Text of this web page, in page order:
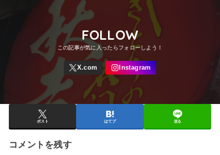
FOLLOW
ポスト はてブ 送る
コメントを残す